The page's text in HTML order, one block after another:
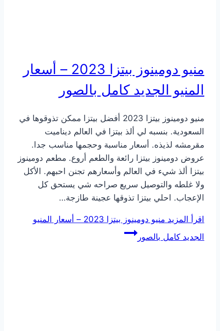
منيو دومينوز بيتزا 2023 – أسعار
المنيو الجديد كامل بالصور
منيو دومينوز بيتزا 2023 أفضل بيتزا ممكن تذوقوها في
السعودية. بنسبه لي ألذ بيتزا في العالم ديناميت
مقرمشه لذيذه. أسعار مناسبة وحجمها مناسب جدا.
عروض دومينوز بيتزا رائعة والطعم أروع. مطعم دومينوز
بيتزا ألذ شيء في العالم وأسعارهم تجنن احبهم. الأكل
ولا غلطه والتوصيل سريع صراحه شي يستحق كل
الإعجاب. احلي بيتزا تذوقها عجينة طازجة…
اقرأ المزيد
منيو دومينوز بيتزا 2023 – أسعار المنيو
الجديد كامل بالصور